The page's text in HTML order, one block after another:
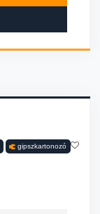
gipszkartonozó